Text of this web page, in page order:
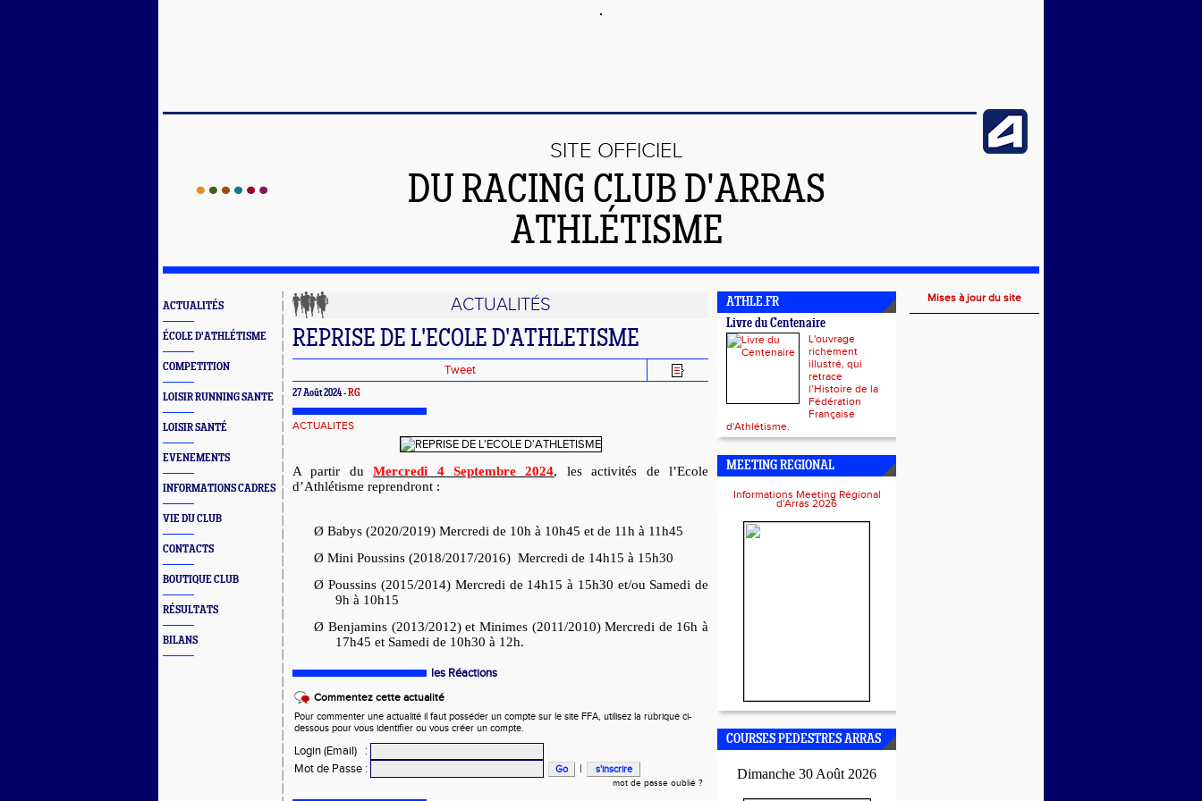
SITE OFFICIEL
DU RACING CLUB D'ARRAS
ATHLÉTISME
ACTUALITÉS
ÉCOLE D'ATHLÉTISME
COMPETITION
LOISIR RUNNING SANTE
LOISIR SANTÉ
EVENEMENTS
INFORMATIONS CADRES
VIE DU CLUB
CONTACTS
BOUTIQUE CLUB
RÉSULTATS
BILANS
ACTUALITÉS
REPRISE DE L'ECOLE D'ATHLETISME
Tweet
27 Août 2024 -RG
ACTUALITES
A partir duMercredi 4 Septembre 2024, les activités de l’Ecole
d’Athlétisme reprendront :
Ø Babys (2020/2019) Mercredi de 10h à 10h45 et de 11h à 11h45
Ø Mini Poussins (2018/2017/2016) Mercredi de 14h15 à 15h30
Ø Poussins (2015/2014) Mercredi de 14h15 à 15h30 et/ou Samedi de
9h à 10h15
Ø Benjamins (2013/2012) et Minimes (2011/2010) Mercredi de 16h à
17h45 et Samedi de 10h30 à 12h.
les Réactions
Commentez cette actualité
Pour commenter une actualité il faut posséder un compte sur le site FFA, utilisez la rubrique ci-
dessous pour vous identifier ou vous créer un compte.
Login (Email)
:
Mot de Passe : |
mot de passe oublié ?
ATHLE.FR
Livre du Centenaire
L'ouvrage
richement
illustré, qui
retrace
l’Histoire de la
Fédération
Française
d'Athlétisme.
MEETING REGIONAL
Informations Meeting Régional
d'Arras 2026
COURSES PEDESTRES ARRAS
Dimanche 30 Août 2026
Mises à jour du site